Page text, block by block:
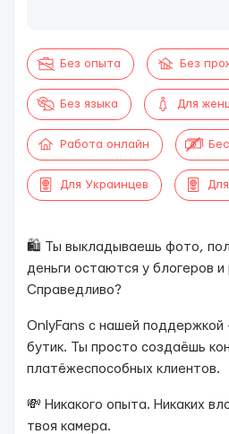
Без опыта Без
Без языка Для
Работа онлайн
Для Украинцев
🛍️ Ты выкладываешь фото,
деньги остаются у блогеров
Справедливо?
OnlyFans с нашей поддержкой
бутик. Ты просто создаёшь
платёжеспособных клиентов.
💸 Никакого опыта. Никаких
твоя камера.